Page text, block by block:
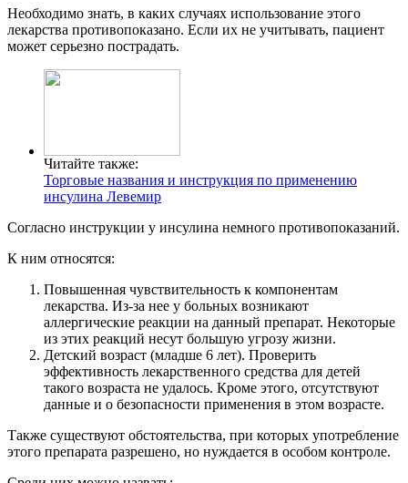
Необходимо знать, в каких случаях использование этого
лекарства противопоказано. Если их не учитывать, пациент
может серьезно пострадать.
Читайте также:
Торговые названия и инструкция по применению
инсулина Левемир
Согласно инструкции у инсулина немного противопоказаний.
К ним относятся:
Повышенная чувствительность к компонентам
лекарства. Из-за нее у больных возникают
аллергические реакции на данный препарат. Некоторые
из этих реакций несут большую угрозу жизни.
Детский возраст (младше 6 лет). Проверить
эффективность лекарственного средства для детей
такого возраста не удалось. Кроме этого, отсутствуют
данные и о безопасности применения в этом возрасте.
Также существуют обстоятельства, при которых употребление
этого препарата разрешено, но нуждается в особом контроле.